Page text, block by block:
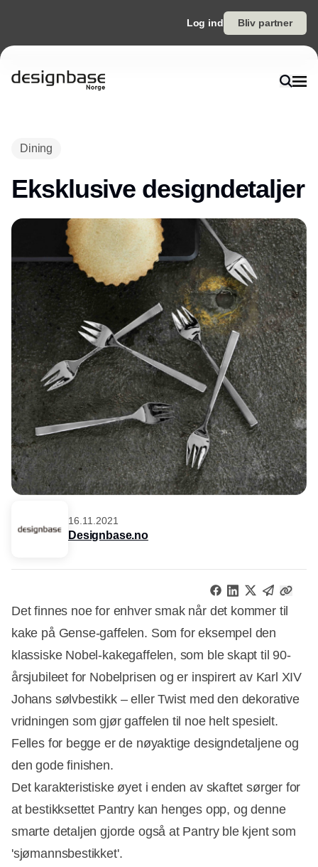
Log ind Bliv partner
Dining
Eksklusive designdetaljer
16.11.2021
Designbase.no
Det finnes noe for enhver smak når det kommer til
kake på Gense-gaffelen. Som for eksempel den
klassiske Nobel-kakegaffelen, som ble skapt til 90-
årsjubileet for Nobelprisen og er inspirert av Karl XIV
Johans sølvbestikk – eller Twist med den dekorative
vridningen som gjør gaffelen til noe helt spesielt.
Felles for begge er de nøyaktige designdetaljene og
den gode finishen.
Det karakteristiske øyet i enden av skaftet sørger for
at bestikksettet Pantry kan henges opp, og denne
smarte detaljen gjorde også at Pantry ble kjent som
'sjømannsbestikket'.